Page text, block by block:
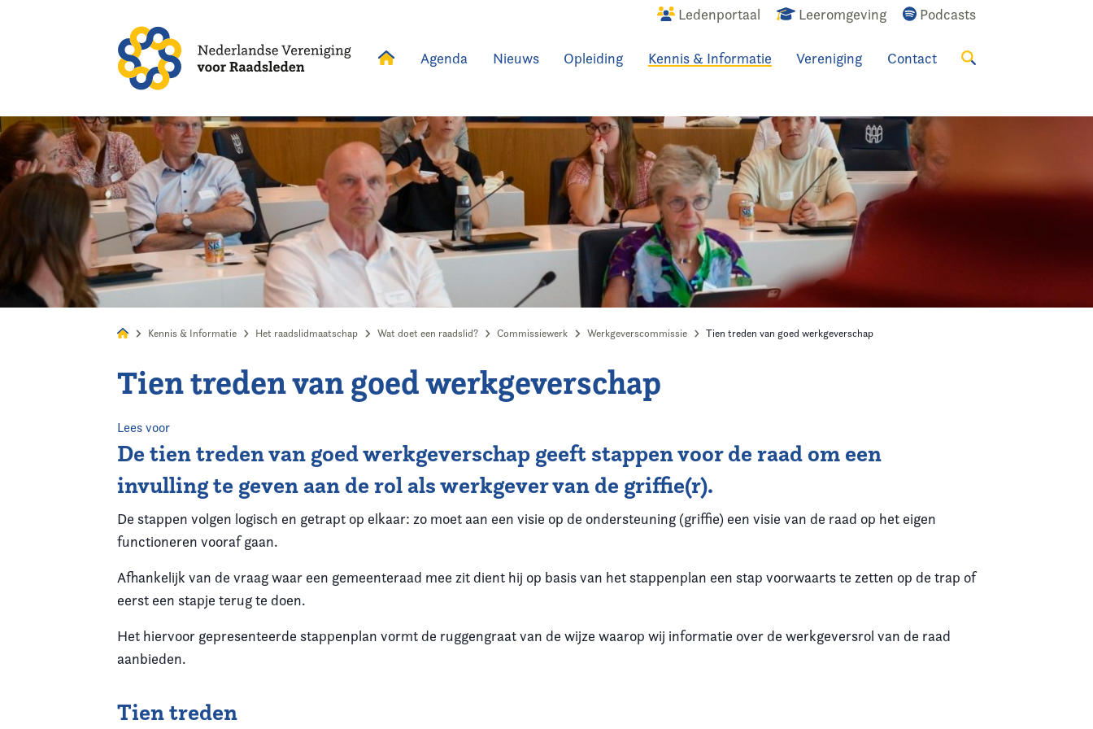
Ledenportaal Leeromgeving Podcasts
Agenda Nieuws Opleiding Kennis & Informatie Vereniging Contact
Alles Nieuws Agenda Raadslid
Kennis & Informatie Het raadslidmaatschap Wat doet een raadslid? Commissiewerk Werkgeverscommissie Tien treden van goed werkgeverschap
Tien treden van goed werkgeverschap
Lees voor
De tien treden van goed werkgeverschap geeft stappen voor de raad om een
invulling te geven aan de rol als werkgever van de griffie(r).
De stappen volgen logisch en getrapt op elkaar: zo moet aan een visie op de ondersteuning (griffie) een visie van de raad op het eigen
functioneren vooraf gaan.
Afhankelijk van de vraag waar een gemeenteraad mee zit dient hij op basis van het stappenplan een stap voorwaarts te zetten op de trap of
eerst een stapje terug te doen.
Het hiervoor gepresenteerde stappenplan vormt de ruggengraat van de wijze waarop wij informatie over de werkgeversrol van de raad
aanbieden.
Tien treden